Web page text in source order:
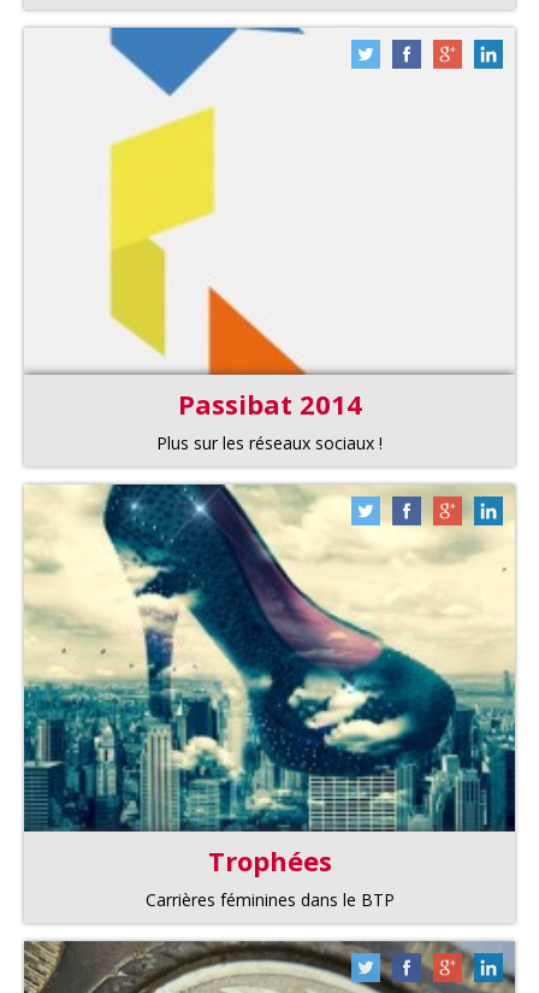
Passibat 2014
Plus sur les réseaux sociaux !
Trophées
Carrières féminines dans le BTP